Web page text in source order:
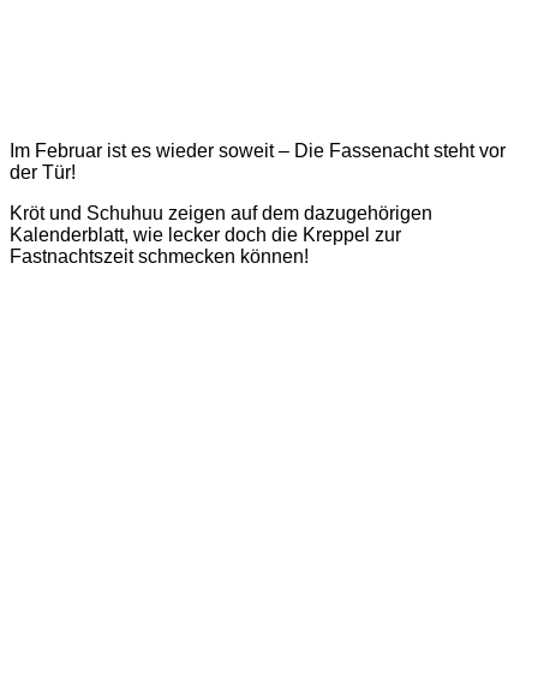
Im Februar ist es wieder soweit – Die Fassenacht steht vor
der Tür!
Kröt und Schuhuu zeigen auf dem dazugehörigen
Kalenderblatt, wie lecker doch die Kreppel zur
Fastnachtszeit schmecken können!